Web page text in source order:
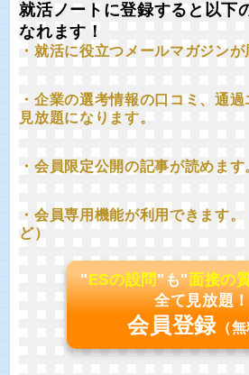
就活ノートに登録すると以下
なれます！
・就活に役立つメールマガジンが
・企業の選考情報の口コミ、通
見放題になります。
・会員限定公開の記事が読めます
・会員専用機能が利用できます
ど）
"ESの設問"も"面接の
全て見放題
会員登録 （